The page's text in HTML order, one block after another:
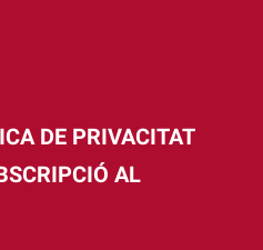
DE PRIVACITAT
AL